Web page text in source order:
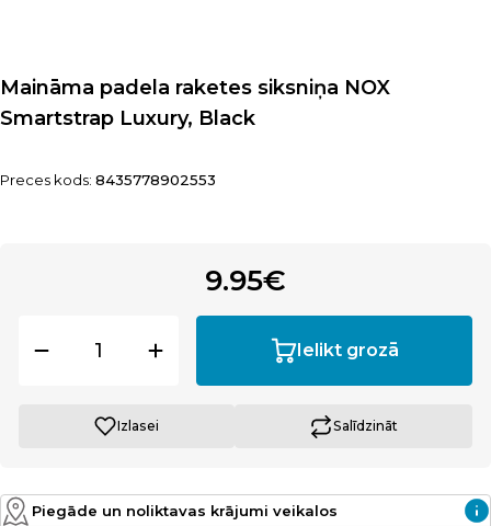
Maināma padela raketes siksniņa NOX
Smartstrap Luxury, Black
Preces kods: 8435778902553
9.95€
Ielikt grozā
Izlasei Salīdzināt
Piegāde un noliktavas krājumi veikalos